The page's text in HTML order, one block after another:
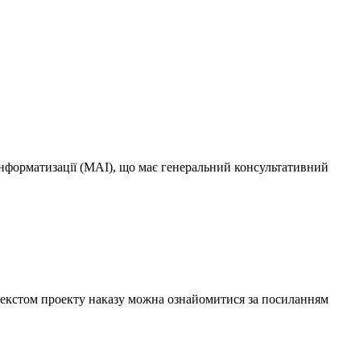
(МАІ), що має генеральний консультативний
проекту наказу можна ознайомитися за посиланням